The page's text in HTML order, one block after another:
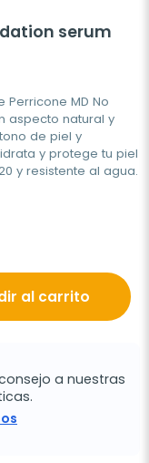
serum
Perricone MD No
aspecto natural y
de piel y
y protege tu piel
y resistente al agua.
al carrito
a nuestras